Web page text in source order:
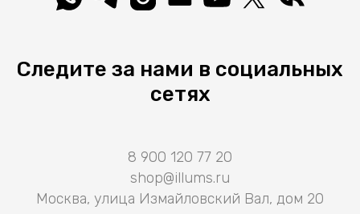
Следите за нами в социальных
сетях
8 900 120 77 20
shop@illums.ru
Москва, улица Измайловский Вал, дом 20